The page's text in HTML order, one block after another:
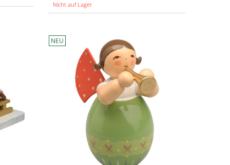
Nicht auf Lager
NEU